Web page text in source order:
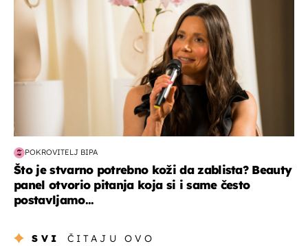
POKROVITELJ BIPA
Što je stvarno potrebno koži da zablista? Beauty
panel otvorio pitanja koja si i same često
postavljamo...
SVI ČITAJU OVO